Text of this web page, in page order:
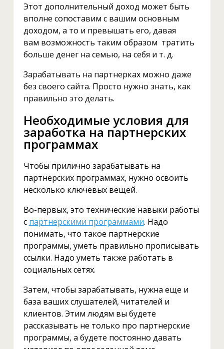
Этот дополнительный доход может быть
вполне сопоставим с вашим основным
доходом, а то и превышать его, давая
вам возможность таким образом тратить
больше денег на семью, на себя и т. д.
Зарабатывать на партнерках можно даже
без своего сайта. Просто нужно знать, как
правильно это делать.
Необходимые условия для
заработка на партнерских
программах
Чтобы прилично зарабатывать на
партнерских программах, нужно освоить
несколько ключевых вещей.
Во-первых, это технические навыки работы
с партнерскими программами. Надо
понимать, что такое партнерские
программы, уметь правильно прописывать
ссылки. Надо уметь также работать в
социальных сетях.
Затем, чтобы зарабатывать, нужна еще и
база ваших слушателей, читателей и
клиентов. Этим людям вы будете
рассказывать не только про партнерские
программы, а будете постоянно давать